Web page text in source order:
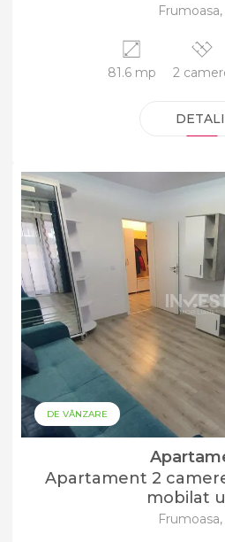
Frumoasa,
81.6 mp 2
DE VÂNZARE
Apartament 2
mobilat
Frumoasa,